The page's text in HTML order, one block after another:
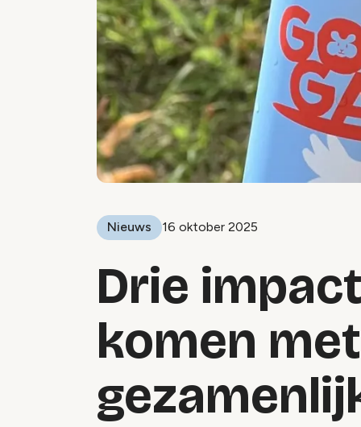
Nieuws 16 oktober 2025
Drie
komen